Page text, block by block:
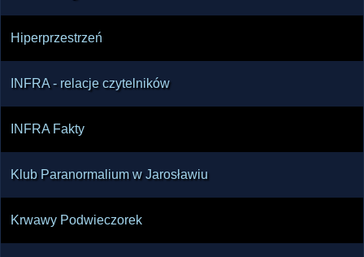
Hiperprzestrzeń
INFRA - relacje czytelników
INFRA Fakty
Klub Paranormalium w Jarosławiu
Krwawy Podwieczorek